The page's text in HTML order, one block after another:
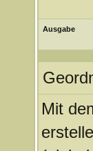
Ausgabe
Mit